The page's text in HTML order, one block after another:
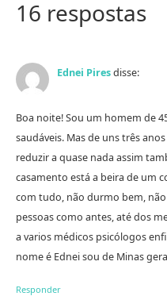
16 respostas
Ednei Piresdisse:
Boa noite! Sou um homem de
saudáveis. Mas de uns três
reduzir a quase nada assim
casamento está a beira de um
com tudo, não durmo bem,
pessoas como antes, até dos
a varios médicos psicólogos
nome é Ednei sou de Minas
Responder